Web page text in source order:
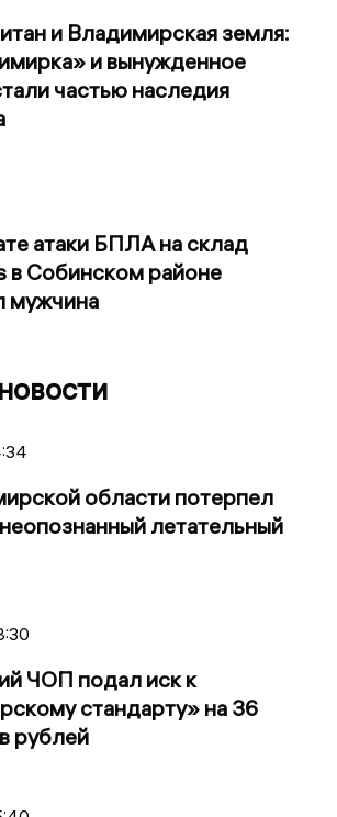
и Владимирская земля:
и вынужденное
частью наследия
атаки БПЛА на склад
в Собинском районе
мужчина
области потерпел
летательный
ЧОП подал иск к
стандарту» на 36
рублей